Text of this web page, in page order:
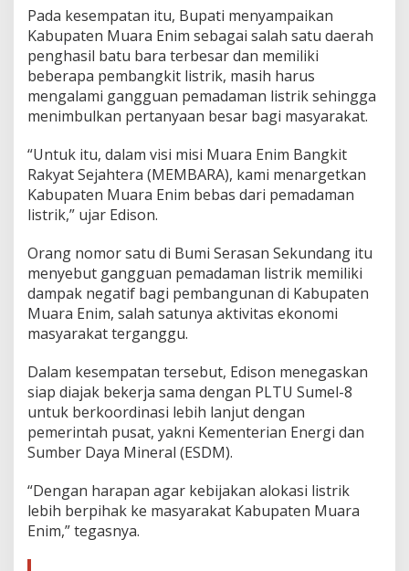
k
a
n
L
i
s
r
k
K
h
s
U
n
u
a
g
a
M
u
r
E
Pada kesempatan itu, Bupati menyampaikan
Kabupaten Muara Enim sebagai salah satu daerah
penghasil batu bara terbesar dan memiliki
beberapa pembangkit listrik, masih harus
mengalami gangguan pemadaman listrik sehingga
menimbulkan pertanyaan besar bagi masyarakat.
“Untuk itu, dalam visi misi Muara Enim Bangkit
Rakyat Sejahtera (MEMBARA), kami menargetkan
Kabupaten Muara Enim bebas dari pemadaman
listrik,” ujar Edison.
Orang nomor satu di Bumi Serasan Sekundang itu
menyebut gangguan pemadaman listrik memiliki
dampak negatif bagi pembangunan di Kabupaten
Muara Enim, salah satunya aktivitas ekonomi
masyarakat terganggu.
Dalam kesempatan tersebut, Edison menegaskan
siap diajak bekerja sama dengan PLTU Sumel-8
untuk berkoordinasi lebih lanjut dengan
pemerintah pusat, yakni Kementerian Energi dan
Sumber Daya Mineral (ESDM).
“Dengan harapan agar kebijakan alokasi listrik
lebih berpihak ke masyarakat Kabupaten Muara
Enim,” tegasnya.